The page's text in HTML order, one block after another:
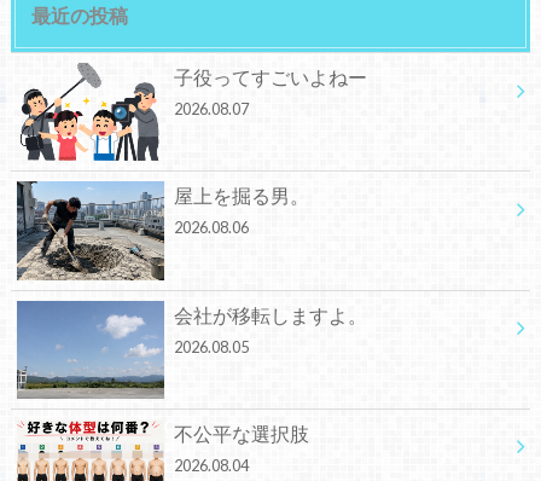
最近の投稿
子役ってすごいよねー
2026.08.07
屋上を掘る男。
2026.08.06
会社が移転しますよ。
2026.08.05
不公平な選択肢
2026.08.04